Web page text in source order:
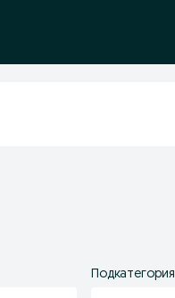
Подкатегория